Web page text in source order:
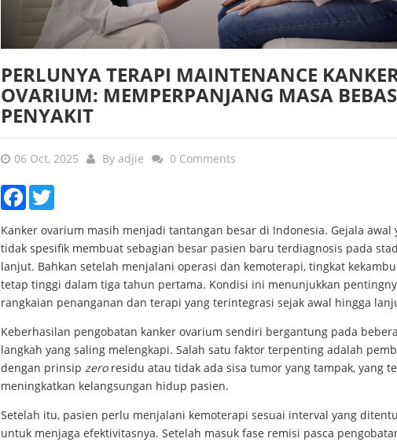
PERLUNYA TERAPI MAINTENANCE
OVARIUM: MEMPERPANJANG MASA BEBAS
PENYAKIT
06 Oct, 2025 By adjie 0 Comments
Facebook
Kanker ovarium masih menjadi tantangan besar di Indonesia. Gejala awal
tidak spesifik membuat sebagian besar pasien baru terdiagnosis pada
lanjut. Bahkan setelah menjalani operasi dan kemoterapi, tingkat
tetap tinggi dalam tiga tahun pertama. Kondisi ini menunjukkan
rangkaian penanganan dan terapi yang terintegrasi sejak awal hingga
Keberhasilan pengobatan kanker ovarium sendiri bergantung pada
langkah yang saling melengkapi. Salah satu faktor terpenting adalah
dengan prinsip zeroresidu atau tidak ada sisa tumor yang tampak, yang
meningkatkan kelangsungan hidup pasien.
Setelah itu, pasien perlu menjalani kemoterapi sesuai interval yang
untuk menjaga efektivitasnya. Setelah masuk fase remisi pasca